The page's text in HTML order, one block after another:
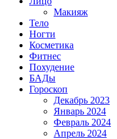
Макияж
Тело
Ногти
Косметика
Фитнес
Похудение
БАДы
Гороскоп
Декабрь 2023
Январь 2024
Февраль 2024
Апрель 2024